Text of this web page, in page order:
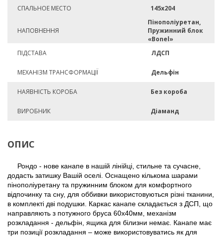
СПАЛЬНОЕ МЕСТО 145х204
НАПОВНЕННЯ
Пінополіуретан,
Пружинний блок
«Bonel»
ПІДСТАВА
ЛДСП
МЕХАНІЗМ ТРАНСФОРМАЦІЇ Дельфін
НАЯВНІСТЬ КОРОБА Без короба
ВИРОБНИК Діаманд
ОПИС
Рондо - нове канапе в нашій лінійці, стильне та сучасне,
додасть затишку Вашій оселі. Оснащено кількома шарами
пінополіуретану та пружинним блоком для комфортного
відпочинку та сну, для оббивки використовуються різні тканини,
в комплекті дві подушки. Каркас канапе складається з ДСП, що
направляють з потужного бруса 60х40мм, механізм
розкладання - дельфін, ящика для білизни немає. Канапе має
три позиції розкладання – може використовуватись як для